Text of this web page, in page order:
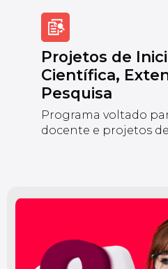
Projetos de
Científica,
Pesquisa
Programa voltado
docente e projetos